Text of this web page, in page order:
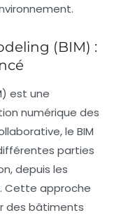
(BIM) :
est une
numérique des
le BIM
parties
depuis les
Cette approche
des bâtiments